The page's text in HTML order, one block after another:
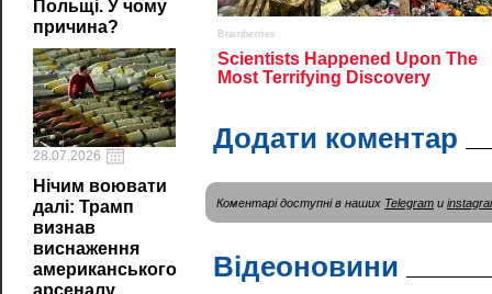
Польщі. У чому
причина?
28.07.2026
Нічим воювати
далі: Трамп
визнав
виснаження
американського
арсеналу
Додати коментар
Коментарі доступні в наших Telegram и
Відеоновини